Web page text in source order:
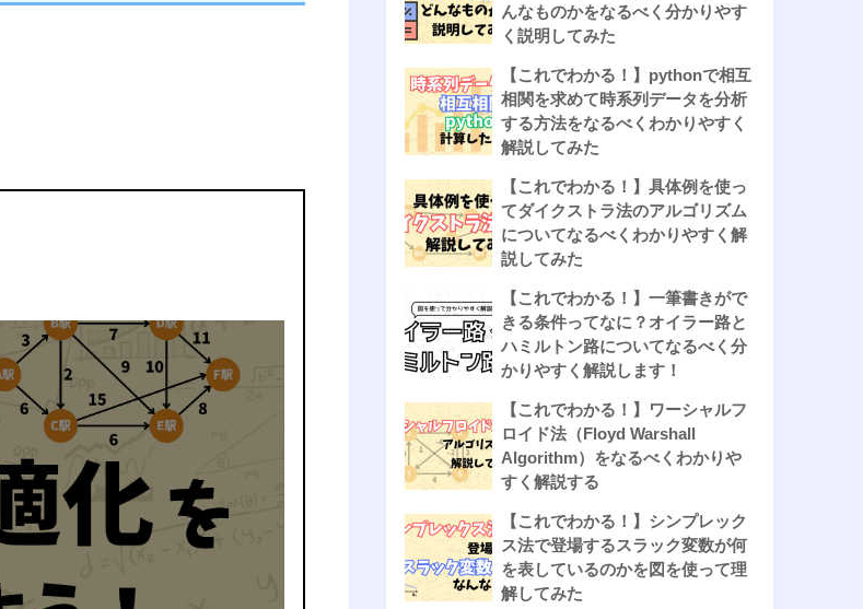
んなものかをなるべく分かりやす
く説明してみた
【これでわかる！】pythonで相互
相関を求めて時系列データを分析
する方法をなるべくわかりやすく
解説してみた
【これでわかる！】具体例を使っ
てダイクストラ法のアルゴリズム
についてなるべくわかりやすく解
説してみた
【これでわかる！】一筆書きがで
きる条件ってなに？オイラー路と
ハミルトン路についてなるべく分
かりやすく解説します！
【これでわかる！】ワーシャルフ
ロイド法（Floyd Warshall
Algorithm）をなるべくわかりや
すく解説する
【これでわかる！】シンプレック
ス法で登場するスラック変数が何
を表しているのかを図を使って理
解してみた